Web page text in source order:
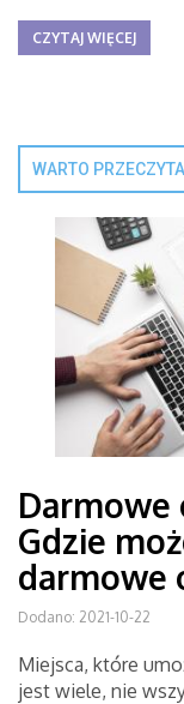
CZYTAJ WIĘCEJ
WARTO
Darmowe
Gdzie
darmowe
Dodano: 2021-10-22
Miejsca, które
jest wiele, nie